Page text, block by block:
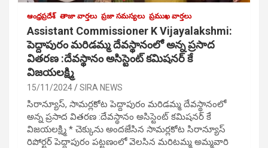
ఆంధ్రప్రదేశ్ తాజా వార్తలు ప్రజా సమస్యలు ప్రముఖ వార్తలు
Assistant Commissioner K Vijayalakshmi:
పెద్దాపురం మరిడమ్మ దేవస్థానంలో అన్న ప్రసాద
వితరణ :దేవస్థానం అసిస్టెంట్ కమిషనర్ కే
విజయలక్ష్మి
15/11/2024 SIRA NEWS
సిరాన్యూస్, సామర్లకోట పెద్దాపురం మరిడమ్మ దేవస్థానంలో
అన్న ప్రసాద వితరణ :దేవస్థానం అసిస్టెంట్ కమిషనర్ కే
విజయలక్ష్మి * చెక్కును అందజేసిన సామర్లకోట సిరాన్యూస్
రిపోర్టర్ పెద్దాపురం పట్టణంలో వెలసిన మరిటమ్మ అమ్మవారి